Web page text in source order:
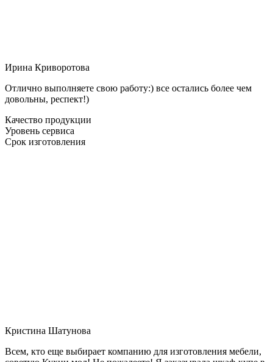
Ирина Криворотова
Отлично выполняете свою работу:) все остались более чем
довольны, респект!)
Качество продукции
Уровень сервиса
Срок изготовления
Кристина Шатунова
Всем, кто еще выбирает компанию для изготовления мебели,